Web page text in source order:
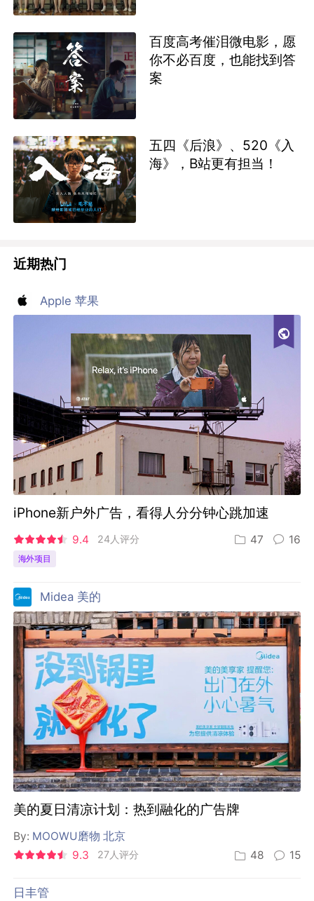
百度高考催泪微电影，愿
你不必百度，也能找到答
案
五四《后浪》、520《入
海》，B站更有担当！
近期热门
Apple 苹果
iPhone新户外广告，看得人分分钟心跳加速
9.4 24人评分 47 16
海外项目
Midea 美的
美的夏日清凉计划：热到融化的广告牌
By: MOOWU磨物 北京
9.3
27人评分 48 15
日丰管